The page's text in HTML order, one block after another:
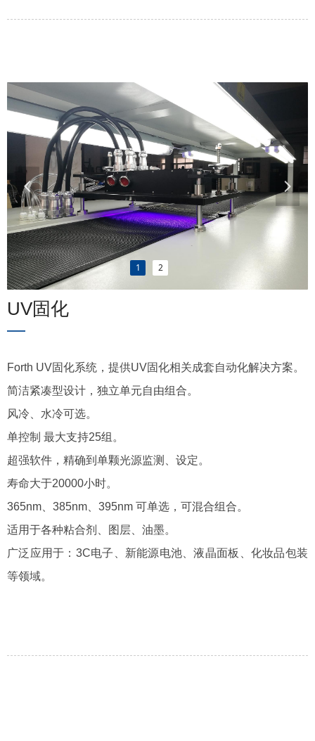
UV固化
—
Forth UV固化系统，提供UV固化相关成套自动化解决方案。
简洁紧凑型设计，独立单元自由组合。
风冷、水冷可选。
单控制 最大支持25组。
超强软件，精确到单颗光源监测、设定。
寿命大于20000小时。
365nm、385nm、395nm 可单选，可混合组合。
适用于各种粘合剂、图层、油墨。
广泛应用于：3C电子、新能源电池、液晶面板、化妆品包装
等领域。
1 2
넳 넲